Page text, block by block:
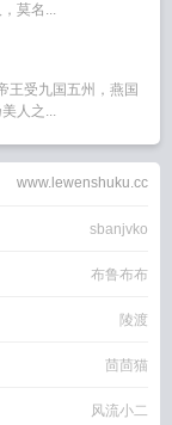
莫名...
王受九国五州，燕国
人之...
www.lewenshuku.cc
sbanjvko
布鲁布布
陵渡
茴茴猫
风流小二